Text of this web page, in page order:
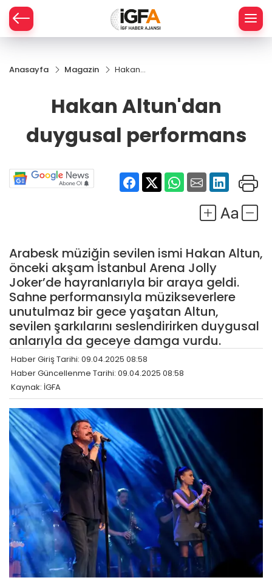
Anasayfa Magazin
Hakan
performans
Hakan Altun'dan
duygusal performans
Arabesk müziğin sevilen ismi Hakan Altun,
önceki akşam İstanbul Arena Jolly
Joker’de hayranlarıyla bir araya geldi.
Sahne performansıyla müzikseverlere
unutulmaz bir gece yaşatan Altun,
sevilen şarkılarını seslendirirken duygusal
anlarıyla da geceye damga vurdu.
Haber Giriş Tarihi: 09.04.2025 08:58
Haber Güncellenme Tarihi: 09.04.2025 08:58
Kaynak: İGFA